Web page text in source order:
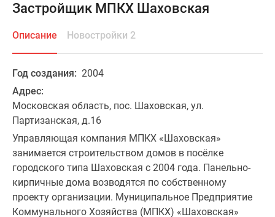
Застройщик МПКХ Шаховская
Описание Новостройки 2
Год создания: 2004
Адрес:
Московская область, пос. Шаховская, ул.
Партизанская, д.16
Управляющая компания МПКХ «Шаховская»
занимается строительством домов в посёлке
городского типа Шаховская с 2004 года. Панельно-
кирпичные дома возводятся по собственному
проекту организации. Муниципальное Предприятие
Коммунального Хозяйства (МПКХ) «Шаховская»